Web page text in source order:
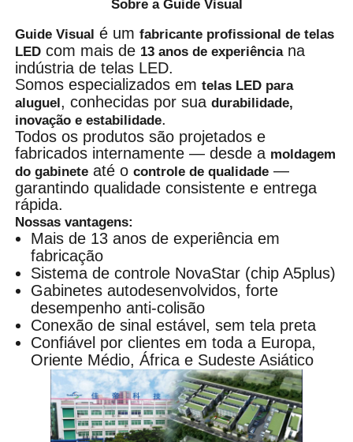
Sobre a Guide Visual
Guide Visual é umfabricante profissional de telas
LED com mais de 13 anos de experiênciana
indústria de telas LED.
Somos especializados emtelas LED para
aluguel , conhecidas por suadurabilidade,
inovação e estabilidade.
Todos os produtos são projetados e
fabricados internamente — desde a moldagem
do gabinete até ocontrole de qualidade —
garantindo qualidade consistente e entrega
rápida.
Nossas vantagens:
Mais de 13 anos de experiência em
fabricação
Sistema de controle NovaStar (chip A5plus)
Gabinetes autodesenvolvidos, forte
desempenho anti-colisão
Conexão de sinal estável, sem tela preta
Confiável por clientes em toda a Europa,
Oriente Médio, África e Sudeste Asiático